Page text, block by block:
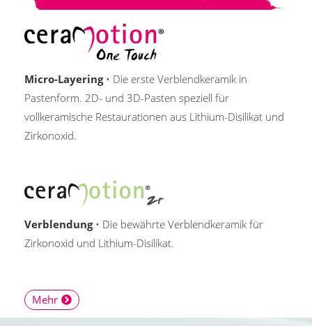
Micro-Layering• Die erste Verblendkeramik in
Pastenform. 2D- und 3D-Pasten speziell für
vollkeramische Restaurationen aus Lithium-Disilikat und
Zirkonoxid.
Verblendung • Die bewährte Verblendkeramik für
Zirkonoxid und Lithium-Disilikat.
Mehr